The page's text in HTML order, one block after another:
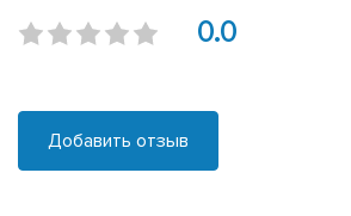
0.0
Добавить отзыв